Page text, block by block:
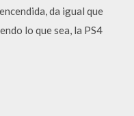
da igual que
lo que sea, la PS4